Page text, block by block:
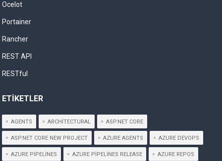
Ocelot
Portainer
Rancher
REST API
RESTful
ETIKETLER
AGENTS ARCHITECTURAL ASP.NET CORE
ASP.NET CORE NEW PROJECT AZURE AGENTS AZURE DEVOPS
AZURE PIPELINES AZURE PIPELINES RELEASE AZURE REPOS